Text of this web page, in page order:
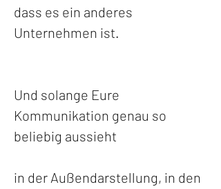
dass es ein anderes
Unternehmen ist.
Und solange Eure
Kommunikation genau so
beliebig aussieht
in der Außendarstellung, in den